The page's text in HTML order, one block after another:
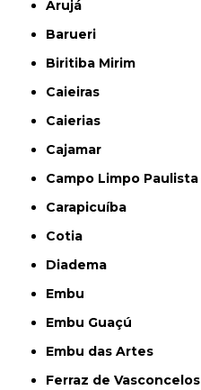
Arujá
Barueri
Biritiba Mirim
Caieiras
Caierias
Cajamar
Campo Limpo Paulista
Carapicuíba
Cotia
Diadema
Embu
Embu Guaçú
Embu das Artes
Ferraz de Vasconcelos